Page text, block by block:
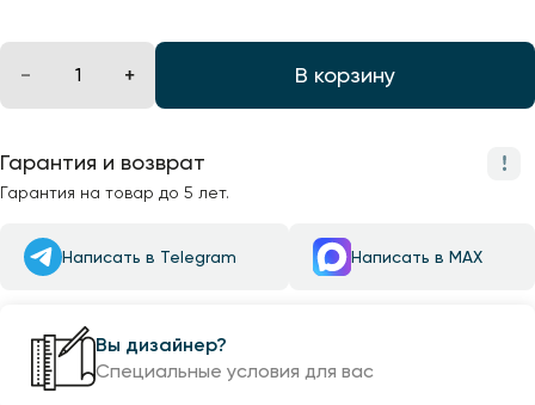
В корзину
Гарантия и возврат
Гарантия на товар до 5 лет.
Написать в Telegram Написать в MAX
Вы дизайнер?
Специальные условия для вас